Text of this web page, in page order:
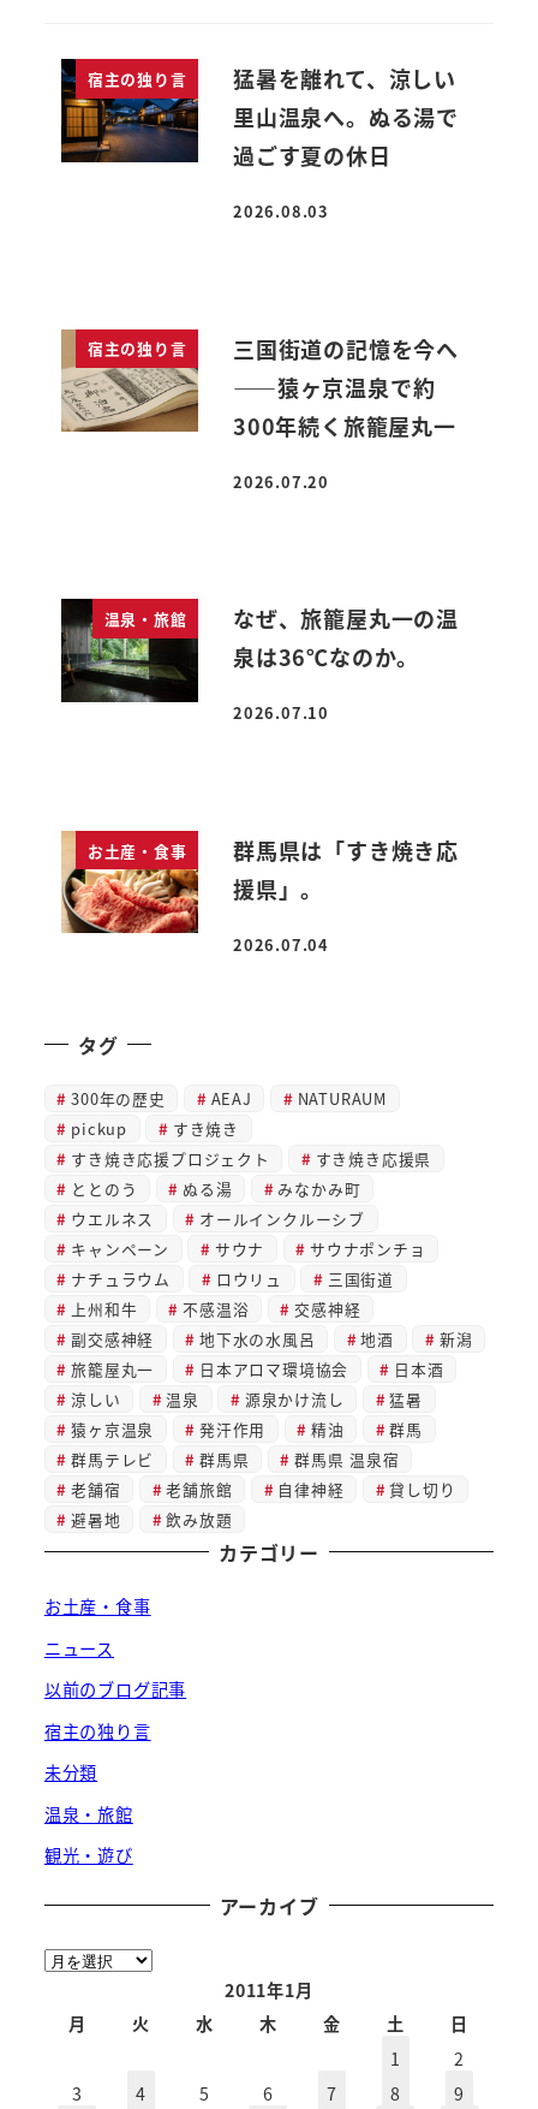
宿主の独り言
猛暑を離れて、涼しい
里山温泉へ。ぬる湯で
過ごす夏の休日
投稿日
2026.08.03
宿主の独り言
三国街道の記憶を今へ
――猿ヶ京温泉で約
300年続く旅籠屋丸一
投稿日
2026.07.20
温泉・旅館
なぜ、旅籠屋丸一の温
泉は36℃なのか。
投稿日
2026.07.10
お土産・食事
群馬県は「すき焼き応
援県」。
投稿日
2026.07.04
タグ
300年の歴史 AEAJ
NATURAUM
pickup
すき焼き
すき焼き応援プロジェクト
すき焼き応援県
ととのう
ぬる湯
みなかみ町
ウエルネス
オールインクルーシブ
キャンペーン
サウナ
サウナポンチョ
ナチュラウム
ロウリュ
三国街道
上州和牛
不感温浴
交感神経
副交感神経
地下水の水風呂 地酒
新潟
旅籠屋丸一
日本アロマ環境協会
日本酒
涼しい
温泉 源泉かけ流し
猛暑
猿ヶ京温泉
発汗作用 精油
群馬
群馬テレビ
群馬県
群馬県 温泉宿
老舗宿
老舗旅館 自律神経
貸し切り
避暑地
飲み放題
カテゴリー
お土産・食事
ニュース
以前のブログ記事
宿主の独り言
未分類
温泉・旅館
観光・遊び
アーカイブ
ア
2011年1月
月
火 水 木 金 土
日
1
2
3
4 5 6 7 8 9